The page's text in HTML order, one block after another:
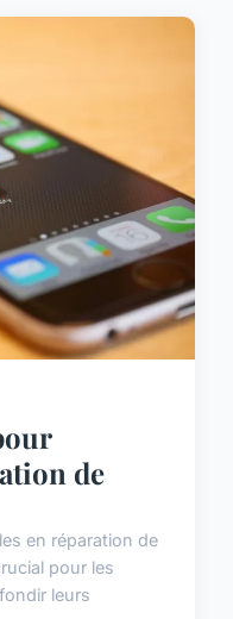
de
en réparation de
pour les
leurs